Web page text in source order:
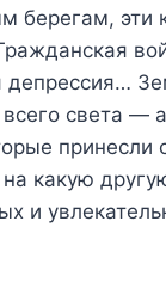
берегам,
света —
принесли
какую
и